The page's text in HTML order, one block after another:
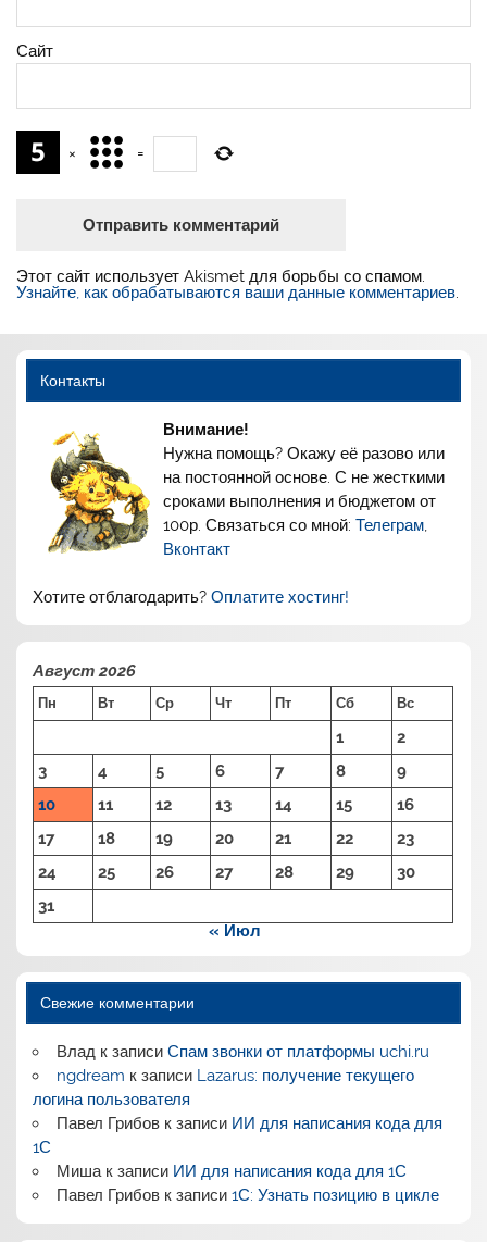
Сайт
× =
Этот сайт использует Akismet для борьбы со спамом.
Узнайте, как обрабатываются ваши данные комментариев
Контакты
Внимание!
Нужна помощь? Окажу её разово или
на постоянной основе. С не жесткими
сроками выполнения и бюджетом от
100р. Связаться со мной:Телеграм,
Вконтакт
Хотите отблагодарить?Оплатите хостинг!
Август 2026
Пн Вт Ср Чт Пт Сб Вс
1
2
3
4 5 6 7 8
9
10
11 12 13 14 15
16
17
18 19 20 21 22
23
24
25 26 27 28 29
30
31
« Июл
Свежие комментарии
Владк записи Спам звонки от платформы uchi.ru
ngdream к записи Lazarus: получение текущего
логина пользователя
Павел Грибовк записи ИИ для написания кода для
1С
Мишак записи ИИ для написания кода для 1С
Павел Грибовк записи 1С: Узнать позицию в цикле